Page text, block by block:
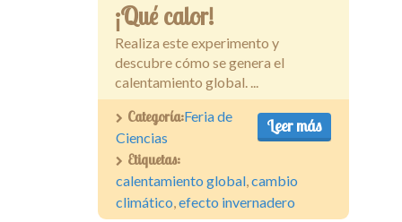
¡Qué calor!
Realiza este experimento y
descubre cómo se genera el
calentamiento global. ...
Leer más
Categoría:Feria de
Ciencias
Etiquetas:
calentamiento global,cambio
climático,efecto invernadero